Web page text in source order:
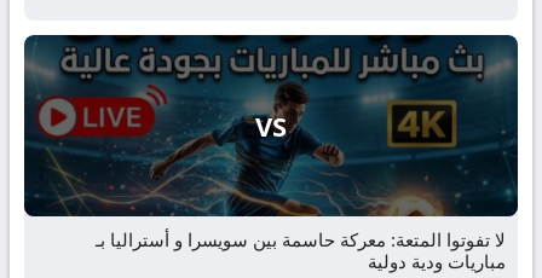
VS
لا تفوتوا المتعة: معركة حاسمة بين سويسرا و أستراليا بـ
مباريات ودية دولية